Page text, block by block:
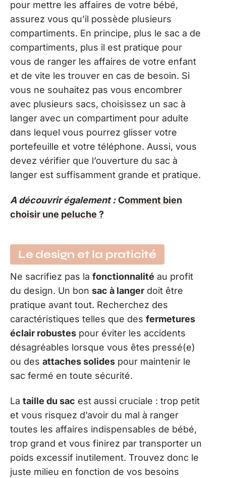
pour mettre les affaires de votre bébé,
assurez vous qu’il possède plusieurs
compartiments. En principe, plus le sac a de
compartiments, plus il est pratique pour
vous de ranger les affaires de votre enfant
et de vite les trouver en cas de besoin. Si
vous ne souhaitez pas vous encombrer
avec plusieurs sacs, choisissez un sac à
langer avec un compartiment pour adulte
dans lequel vous pourrez glisser votre
portefeuille et votre téléphone. Aussi, vous
devez vérifier que l’ouverture du sac à
langer est suffisamment grande et pratique.
A découvrir également : Comment bien
choisir une peluche ?
Le design et la praticité
Ne sacrifiez pas la fonctionnalité au profit
du design. Un bon sac à langer doit être
pratique avant tout. Recherchez des
caractéristiques telles que des fermetures
éclair robustes pour éviter les accidents
désagréables lorsque vous êtes pressé(e)
ou des attaches solides pour maintenir le
sac fermé en toute sécurité.
La taille du sac est aussi cruciale : trop petit
et vous risquez d’avoir du mal à ranger
toutes les affaires indispensables de bébé,
trop grand et vous finirez par transporter un
poids excessif inutilement. Trouvez donc le
juste milieu en fonction de vos besoins